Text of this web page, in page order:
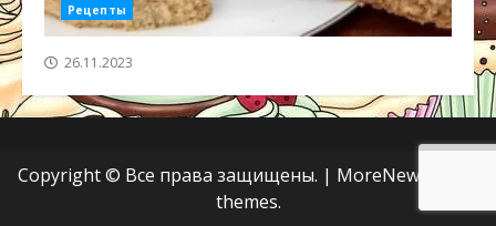
Рецепты
26.11.2023
Copyright © Все права защищены. | MoreNews
themes.